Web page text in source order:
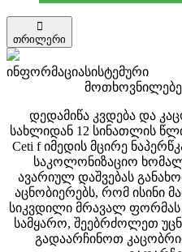
თრილერი
ინფორმაციასისტემური
დედამიწა კვდება და
სახლიდან 12 სინათლის
Ceti f იმედის მცირე
საკოლონიზაციო
ავარიულ დაშვებას
აცნობიერებს, რომ ისინი
სიკვდილი მრავალ ფორმას
სამყარო, შეებრძოლეთ
გადაარჩინოთ